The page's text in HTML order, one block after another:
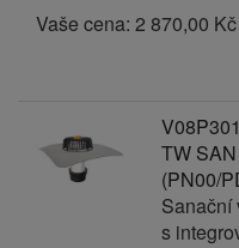
Vaše cena: 2 870,00 Kč
TW
(PN00/
Sanační
s